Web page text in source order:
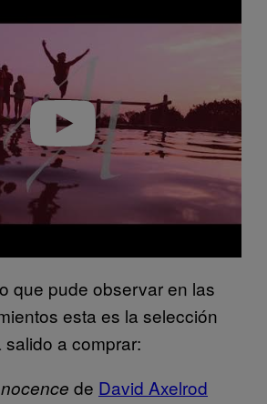
Play video
que pude observar en las
esta es la selección
a comprar:
de David Axelrod